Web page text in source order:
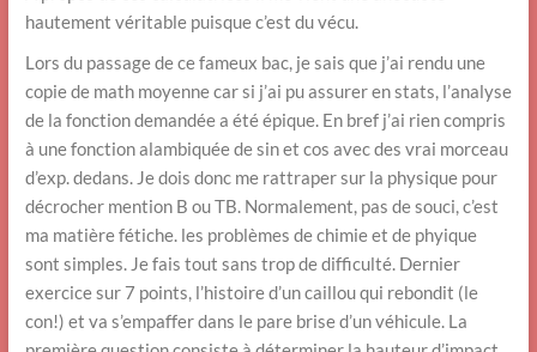
hautement véritable puisque c’est du vécu.
Lors du passage de ce fameux bac, je sais que j’ai rendu une
copie de math moyenne car si j’ai pu assurer en stats, l’analyse
de la fonction demandée a été épique. En bref j’ai rien compris
à une fonction alambiquée de sin et cos avec des vrai morceau
d’exp. dedans. Je dois donc me rattraper sur la physique pour
décrocher mention B ou TB. Normalement, pas de souci, c’est
ma matière fétiche. les problèmes de chimie et de phyique
sont simples. Je fais tout sans trop de difficulté. Dernier
exercice sur 7 points, l’histoire d’un caillou qui rebondit (le
con!) et va s’empaffer dans le pare brise d’un véhicule. La